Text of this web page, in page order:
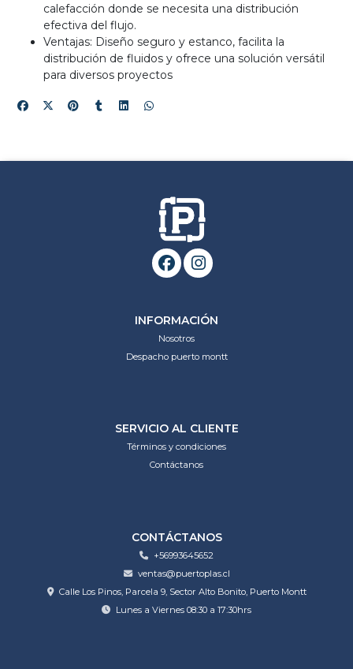
calefacción donde se necesita una distribución
efectiva del flujo.
Ventajas: Diseño seguro y estanco, facilita la
distribución de fluidos y ofrece una solución versátil
para diversos proyectos
INFORMACIÓN
Nosotros
Despacho puerto montt
SERVICIO AL CLIENTE
Términos y condiciones
Contáctanos
CONTÁCTANOS
+56993645652
ventas@puertoplas.cl
Calle Los Pinos, Parcela 9, Sector Alto Bonito, Puerto Montt
Lunes a Viernes 08:30 a 17:30hrs